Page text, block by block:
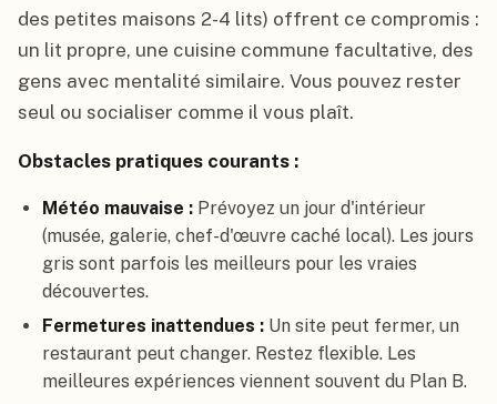
des petites maisons 2-4 lits) offrent ce compromis :
un lit propre, une cuisine commune facultative, des
gens avec mentalité similaire. Vous pouvez rester
seul ou socialiser comme il vous plaît.
Obstacles pratiques courants :
Météo mauvaise : Prévoyez un jour d'intérieur
(musée, galerie, chef-d'œuvre caché local). Les jours
gris sont parfois les meilleurs pour les vraies
découvertes.
Fermetures inattendues : Un site peut fermer, un
restaurant peut changer. Restez flexible. Les
meilleures expériences viennent souvent du Plan B.